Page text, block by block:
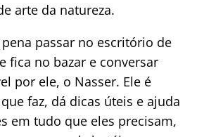
arte da natureza.
pena passar no escritório de
fica no bazar e conversar
por ele, o Nasser. Ele é
faz, dá dicas úteis e ajuda
em tudo que eles precisam,